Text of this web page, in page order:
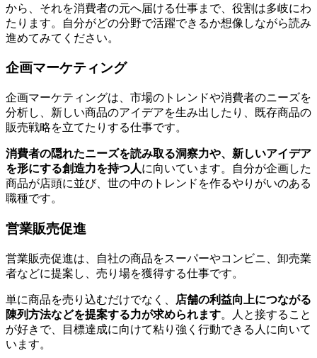
から、それを消費者の元へ届ける仕事まで、役割は多岐にわ
たります。自分がどの分野で活躍できるか想像しながら読み
進めてみてください。
企画マーケティング
企画マーケティングは、市場のトレンドや消費者のニーズを
分析し、新しい商品のアイデアを生み出したり、既存商品の
販売戦略を立てたりする仕事です。
消費者の隠れたニーズを読み取る洞察力や、新しいアイデア
を形にする創造力を持つ人に向いています。自分が企画した
商品が店頭に並び、世の中のトレンドを作るやりがいのある
職種です。
営業販売促進
営業販売促進は、自社の商品をスーパーやコンビニ、卸売業
者などに提案し、売り場を獲得する仕事です。
単に商品を売り込むだけでなく、
店舗の利益向上につながる
陳列方法などを提案する力が求められます。人と接すること
が好きで、目標達成に向けて粘り強く行動できる人に向いて
います。